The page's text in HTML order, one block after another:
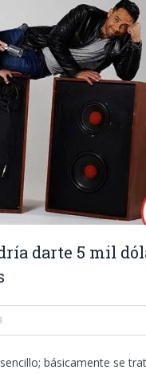
darte 5 mil
básicamente se